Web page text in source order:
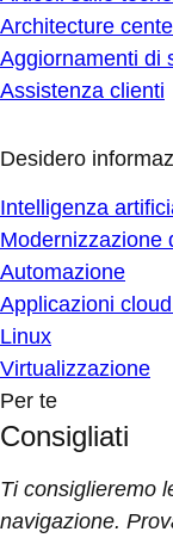
Architecture
Aggiornamenti di
Assistenza clienti
Desidero
Intelligenza
Modernizzazione
Automazione
Applicazioni
Linux
Virtualizzazione
Per te
Consigliati
Ti consiglieremo
navigazione.